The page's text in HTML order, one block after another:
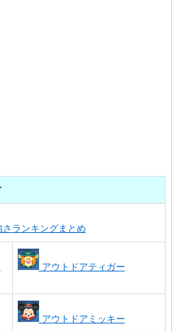
ランキングまとめ
アウトドアティガー
アウトドアミッキー